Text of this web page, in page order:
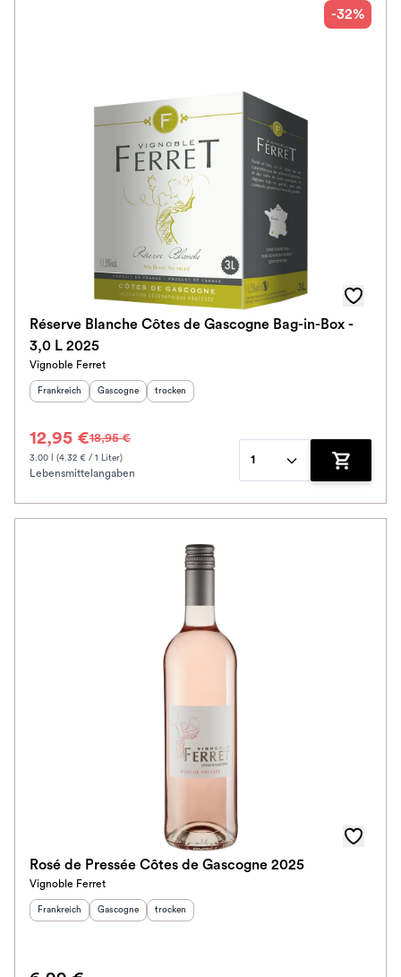
-32%
Réserve Blanche Côtes de Gascogne Bag-in-Box -
3,0 L 2025
Vignoble Ferret
Herkunftsland
Frankreich Herkunftsregion:
Gascogne Geschmack
trocken
12,95 €18,95 €
3.00 l (4.32 € / 1 Liter)
Lebensmittelangaben
1
Zum
Rosé de Pressée Côtes de Gascogne 2025
Vignoble Ferret
Herkunftsland
Frankreich Herkunftsregion:
Gascogne Geschmack
trocken